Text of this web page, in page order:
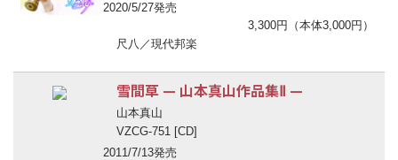
2020/5/27発売
3,300円（本体3,000円）
尺八／現代邦楽
雪間草 — 山本真山作品集Ⅱ —
山本真山
VZCG-751 [CD]
2011/7/13発売